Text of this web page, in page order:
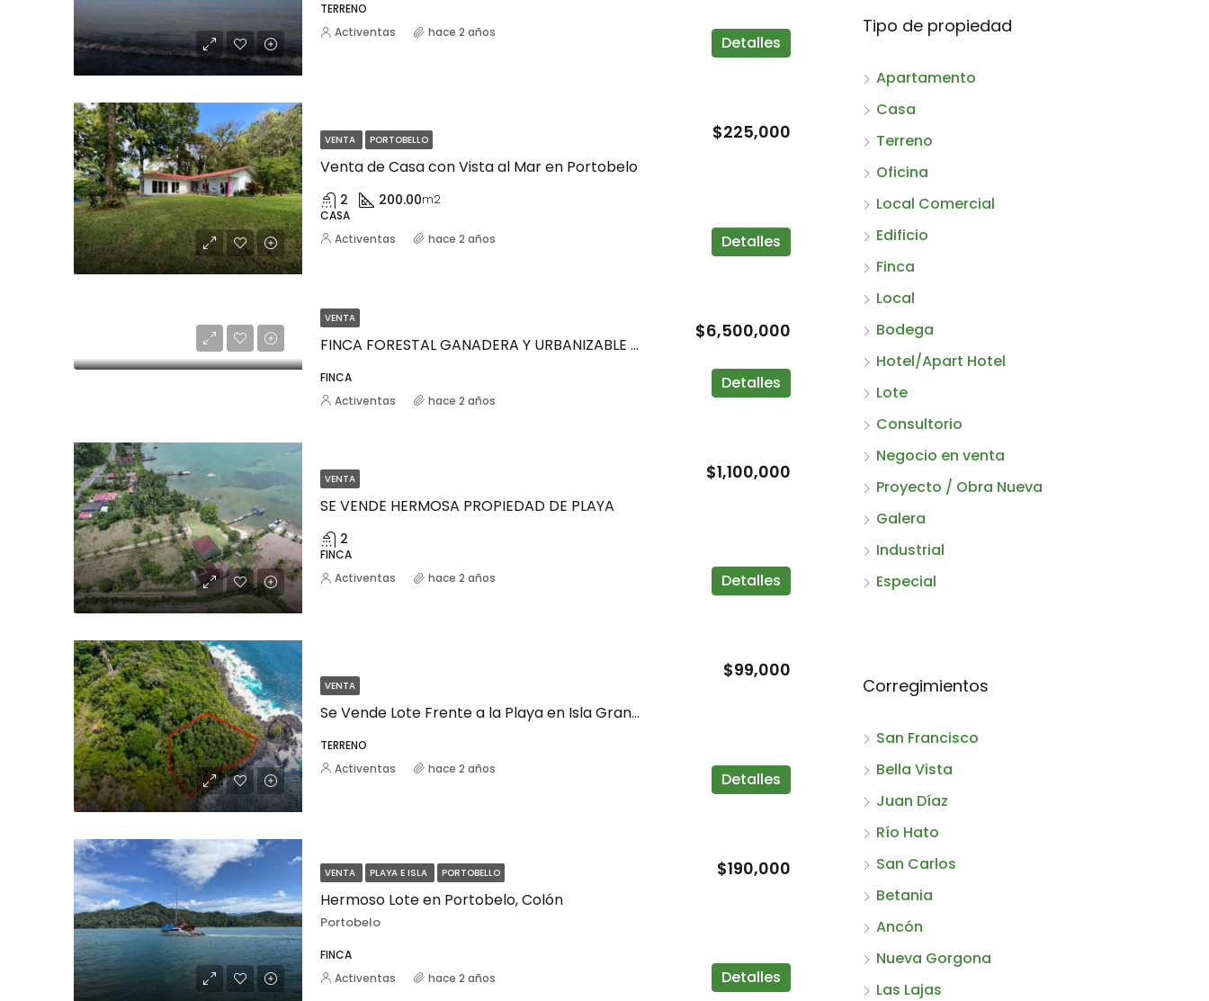
TERRENO
Detalles
Activentas hace 2 años
VENTA PORTOBELLO
Venta de Casa con Vista al Mar en Portobelo
$225,000
2 200.00m2
CASA
Detalles
Activentas hace 2 años
VENTA
FINCA FORESTAL GANADERA Y URBANIZABLE 34 Hectáreas
$6,500,000
FINCA Detalles
Activentas hace 2 años
VENTA
SE VENDE HERMOSA PROPIEDAD DE PLAYA
$1,100,000
2
FINCA
Detalles
Activentas hace 2 años
VENTA
Se Vende Lote Frente a la Playa en Isla Grande Colón
$99,000
TERRENO
Detalles
Activentas hace 2 años
VENTA PLAYA E ISLA PORTOBELLO
Hermoso Lote en Portobelo, Colón
$190,000
Portobelo
FINCA
Detalles
Activentas hace 2 años
Tipo de propiedad
Apartamento
Casa
Terreno
Oficina
Local Comercial
Edificio
Finca
Local
Bodega
Hotel/Apart Hotel
Lote
Consultorio
Negocio en venta
Proyecto / Obra Nueva
Galera
Industrial
Especial
Corregimientos
San Francisco
Bella Vista
Juan Díaz
Río Hato
San Carlos
Betania
Ancón
Nueva Gorgona
Las Lajas